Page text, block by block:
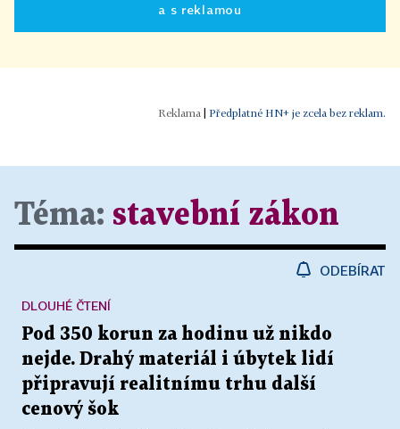
a s reklamou
| Předplatné HN+ je zcela bez reklam.
Téma: stavební zákon
ODEBÍRAT
Pod 350 korun za hodinu už nikdo
nejde. Drahý materiál i úbytek lidí
připravují realitnímu trhu další
cenový šok
DLOUHÉ ČTENÍ